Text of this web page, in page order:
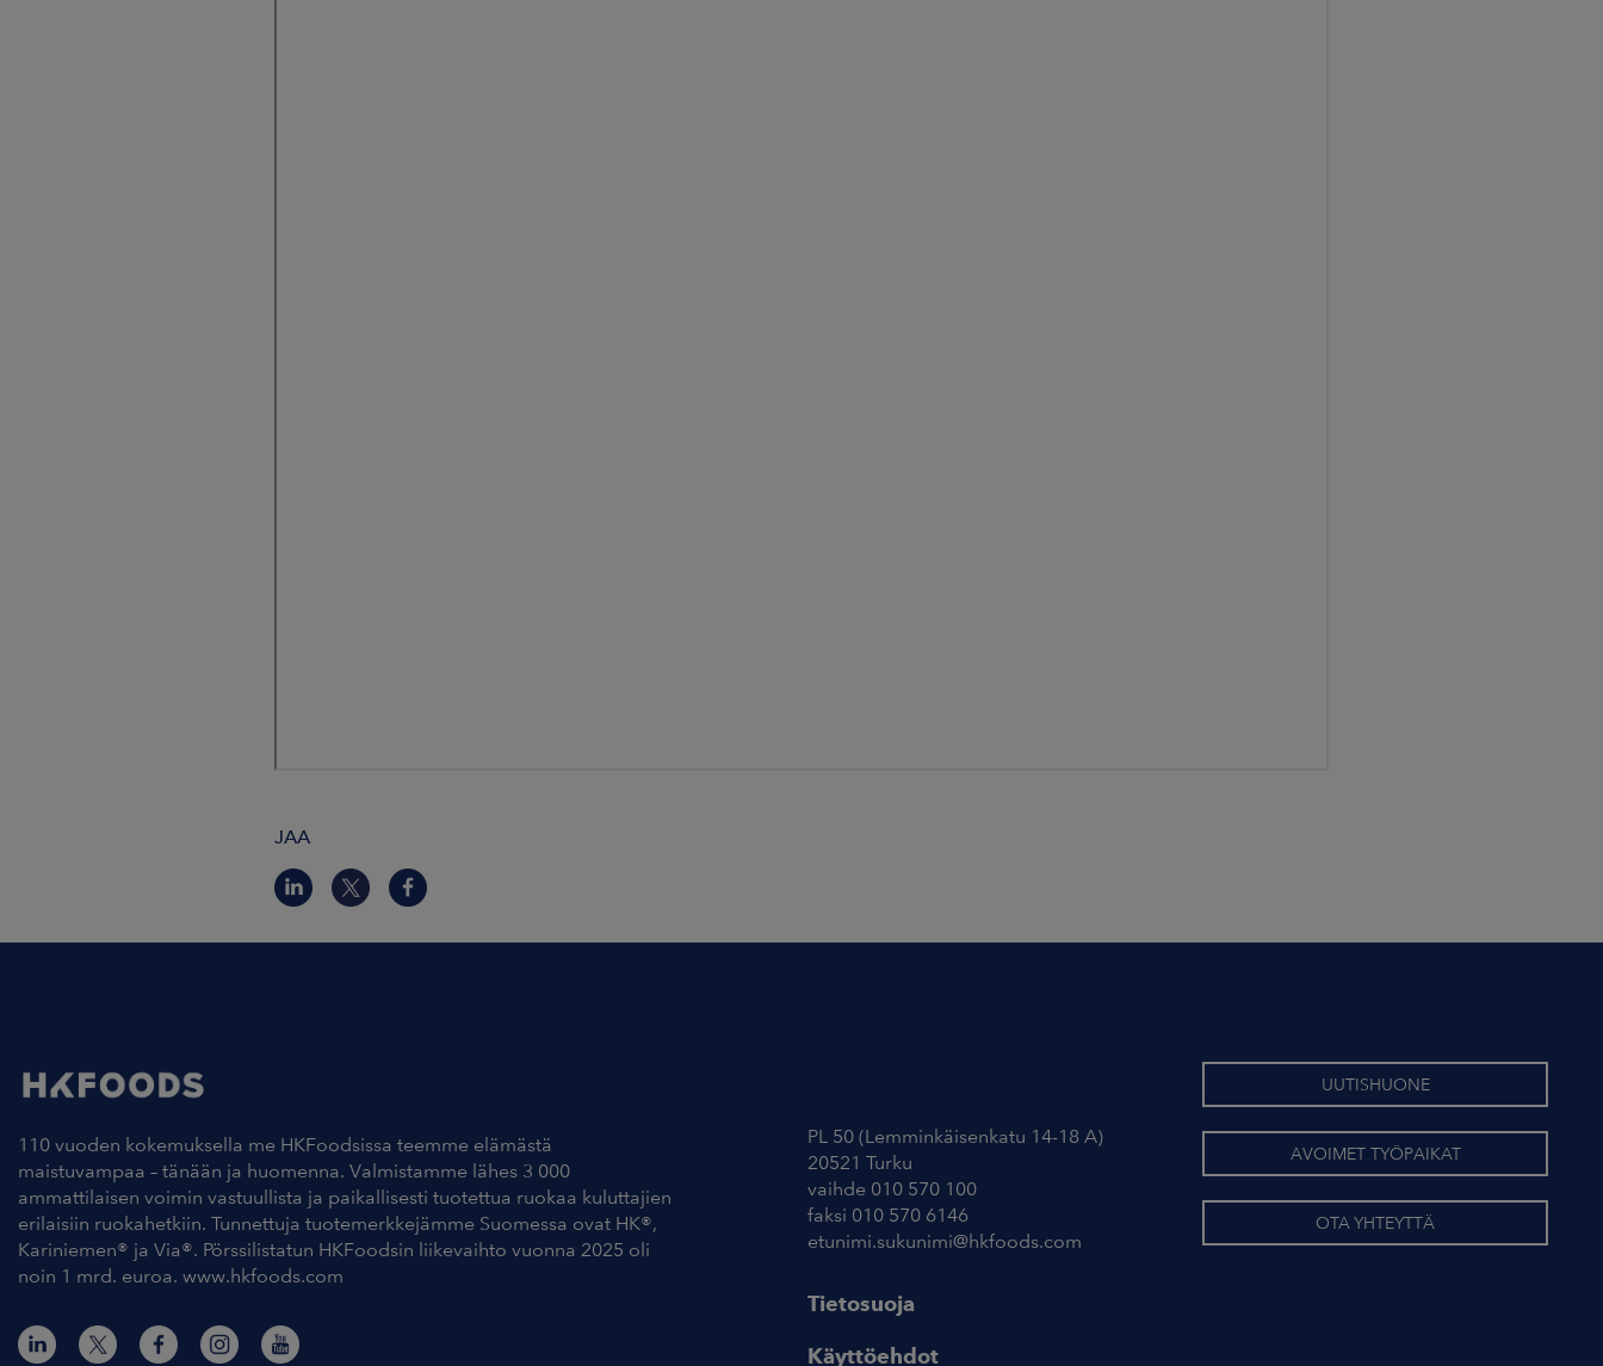
JAA
110 vuoden kokemuksella me HKFoodsissa teemme elämästä
maistuvampaa – tänään ja huomenna. Valmistamme lähes 3 000
ammattilaisen voimin vastuullista ja paikallisesti tuotettua ruokaa kuluttajien
erilaisiin ruokahetkiin. Tunnettuja tuotemerkkejämme Suomessa ovat HK®,
Kariniemen® ja Via®. Pörssilistatun HKFoodsin liikevaihto vuonna 2025 oli
noin 1 mrd. euroa. www.hkfoods.com
PL 50 (Lemminkäisenkatu 14-18 A)
20521 Turku
vaihde 010 570 100
faksi 010 570 6146
etunimi.sukunimi@hkfoods.com
Tietosuoja
Käyttöehdot
UUTISHUONE
AVOIMET TYÖPAIKAT
OTA YHTEYTTÄ